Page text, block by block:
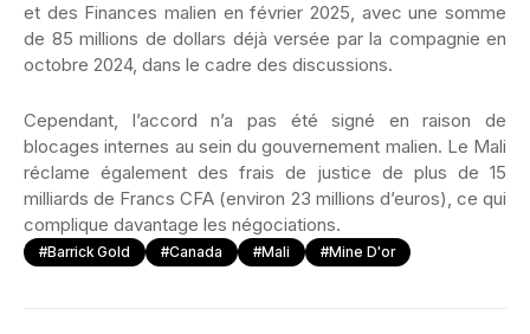
et des Finances malien en février 2025, avec une somme
de 85 millions de dollars déjà versée par la compagnie en
octobre 2024, dans le cadre des discussions.
Cependant, l’accord n’a pas été signé en raison de
blocages internes au sein du gouvernement malien. Le Mali
réclame également des frais de justice de plus de 15
milliards de Francs CFA (environ 23 millions d’euros), ce qui
complique davantage les négociations.
#Barrick Gold #Canada #Mali #Mine D'or